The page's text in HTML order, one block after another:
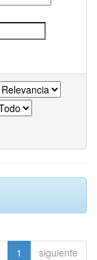
1 siguiente